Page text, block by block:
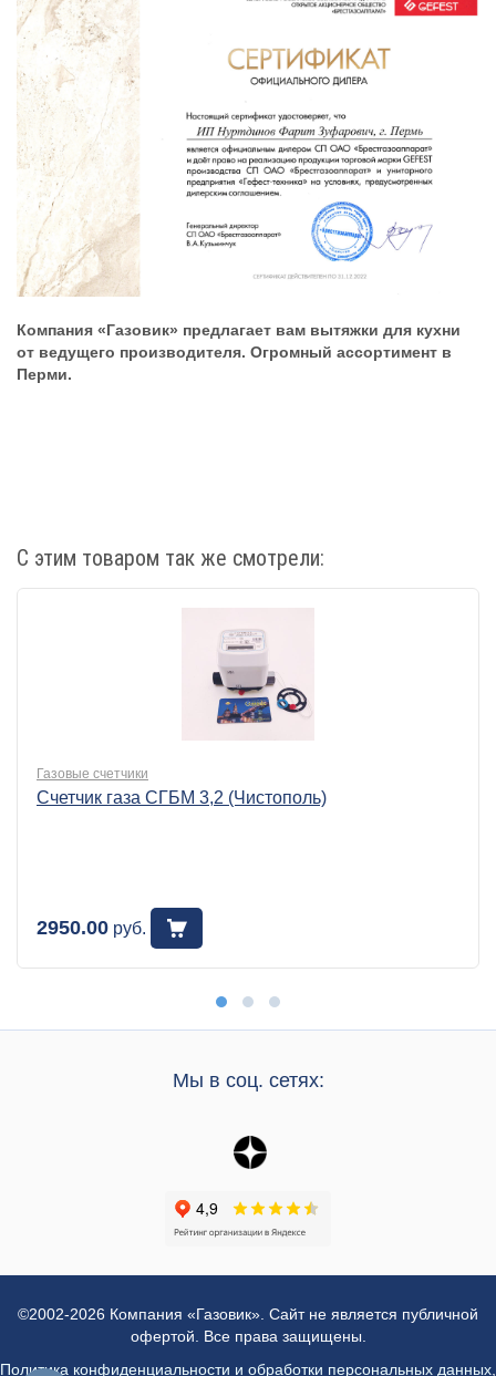
Компания «Газовик» предлагает вам вытяжки для кухни
от ведущего производителя. Огромный ассортимент в
Перми.
С этим товаром так же смотрели:
Газовые счетчики
Счетчик газа СГБМ 3,2 (Чистополь)
2950.00 руб.
Мы в соц. сетях:
©2002-2026 Компания «Газовик». Сайт не является публичной
офертой. Все права защищены.
Политика конфиденциальности и обработки персональных данных